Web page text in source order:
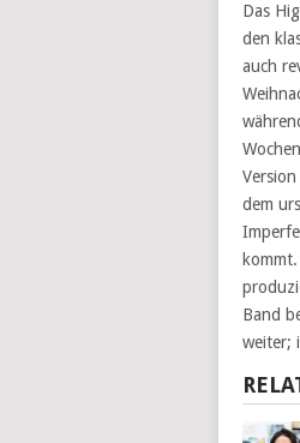
Das
den
auch
dem
Band
weiter;